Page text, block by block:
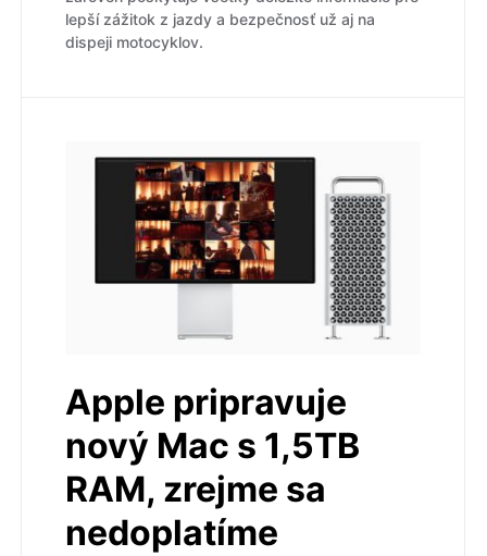
lepší zážitok z jazdy a bezpečnosť už aj na
dispeji motocyklov.
Apple pripravuje
nový Mac s 1,5TB
RAM, zrejme sa
nedoplatíme